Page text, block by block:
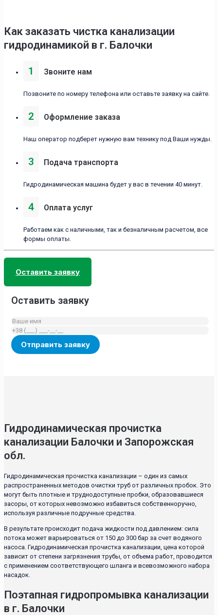
Как заказать чистка канализации
гидродинамикой в г. Балочки
1 Звоните нам
Позвоните по номеру телефона или оставьте заявку на сайте.
2 Оформление заказа
Наш оператор подберет нужную вам технику под Ваши нужды.
3 Подача транспорта
Гидродинамическая машина будет у вас в течении 40 минут.
4 Оплата услуг
Работаем как с наличными, так и безналичным расчетом, все
формы оплаты.
Оставить заявку
Оставить заявку
Гидродинамическая прочистка
канализации Балочки и Запорожская
обл.
Гидродинамическая прочистка канализации – один из самых
распространенных методов очистки труб от различных пробок. Это
могут быть плотные и труднодоступные пробки, образовавшиеся
засоры, от которых невозможно избавиться собственноручно,
используя различные подручные средства.
В результате происходит подача жидкости под давлением: сила
потока может варьироваться от 150 до 300 бар за счет водяного
насоса. Гидродинамическая прочистка канализации, цена которой
зависит от степени загрязнения трубы, от объема работ, проводится
с применением соответствующего шланга и всевозможного набора
насадок.
Поэтапная гидропромывка канализации
в г. Балочки